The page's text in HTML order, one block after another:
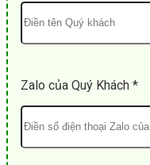
Zalo của Quý Khách *